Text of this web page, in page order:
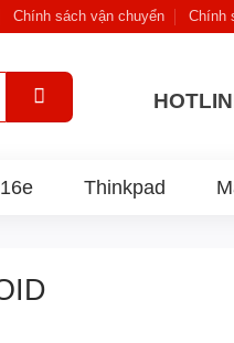
Chính sách vận chuyển Chính
Thinkpad